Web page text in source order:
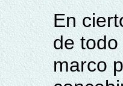
En
de
marco